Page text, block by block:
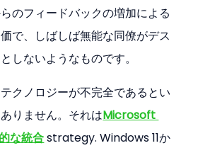
のフィードバックの増加による
で、しばしば無能な同僚がデス
しないようなものです。
クノロジーが不完全であるとい
りません。それはMicrosoft
な統合 strategy. Windows 11か